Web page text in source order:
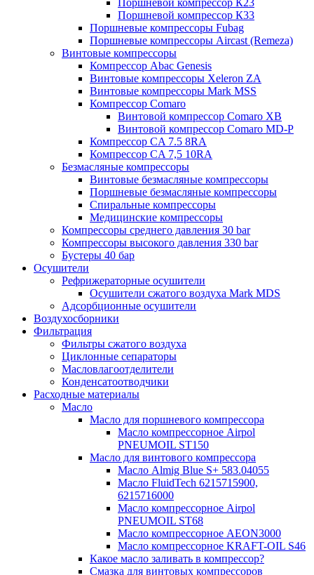
Поршневой компрессор К33
Поршневые компрессоры Fubag
Поршневые компрессоры Aircast (Remeza)
Винтовые компрессоры
Компрессор Abac Genesis
Винтовые компрессоры Xeleron ZA
Винтовые компрессоры Mark MSS
Компрессор Comaro
Винтовой компрессор Comaro XB
Винтовой компрессор Comaro MD-P
Компрессор CA 7.5 8RA
Компрессор CA 7,5 10RA
Безмасляные компрессоры
Винтовые безмасляные компрессоры
Поршневые безмасляные компрессоры
Спиральные компрессоры
Медицинские компрессоры
Компрессоры среднего давления 30 bar
Компрессоры высокого давления 330 bar
Бустеры 40 бар
Осушители
Рефрижераторные осушители
Осушители сжатого воздуха Mark MDS
Адсорбционные осушители
Воздухосборники
Фильтрация
Фильтры сжатого воздуха
Циклонные сепараторы
Масловлагоотделители
Конденсатоотводчики
Расходные материалы
Масло
Масло для поршневого компрессора
Масло компрессорное Airpol
PNEUMOIL ST150
Масло для винтового компрессора
Масло Almig Blue S+ 583.04055
Масло FluidTech 6215715900,
6215716000
Масло компрессорное Airpol
PNEUMOIL ST68
Масло компрессорное AEON3000
Масло компрессорное KRAFT-OIL S46
Какое масло заливать в компрессор?
Смазка для винтовых компрессоров